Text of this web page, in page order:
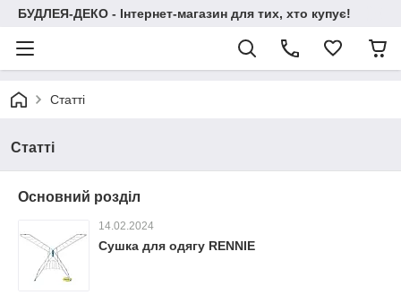
БУДЛЕЯ-ДЕКО - Інтернет-магазин для тих, хто купує!
Статті
Статті
Основний розділ
14.02.2024
Сушка для одягу RENNIE